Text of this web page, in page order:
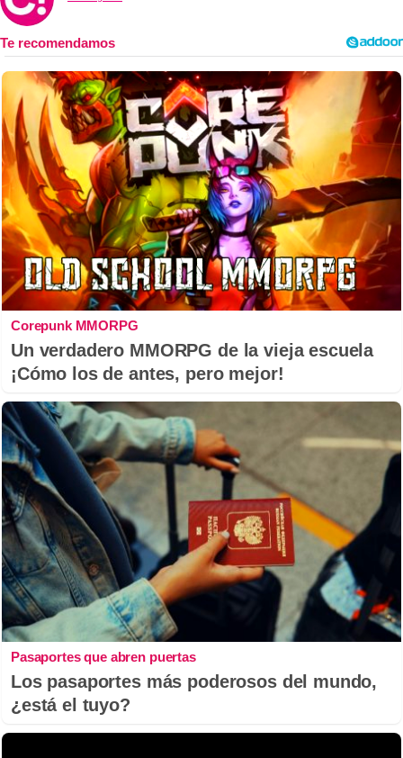
Corepunk MMORPG
Un verdadero MMORPG de la vieja escuela
¡Cómo los de antes, pero mejor!
Pasaportes que abren puertas
Los pasaportes más poderosos del mundo,
¿está el tuyo?